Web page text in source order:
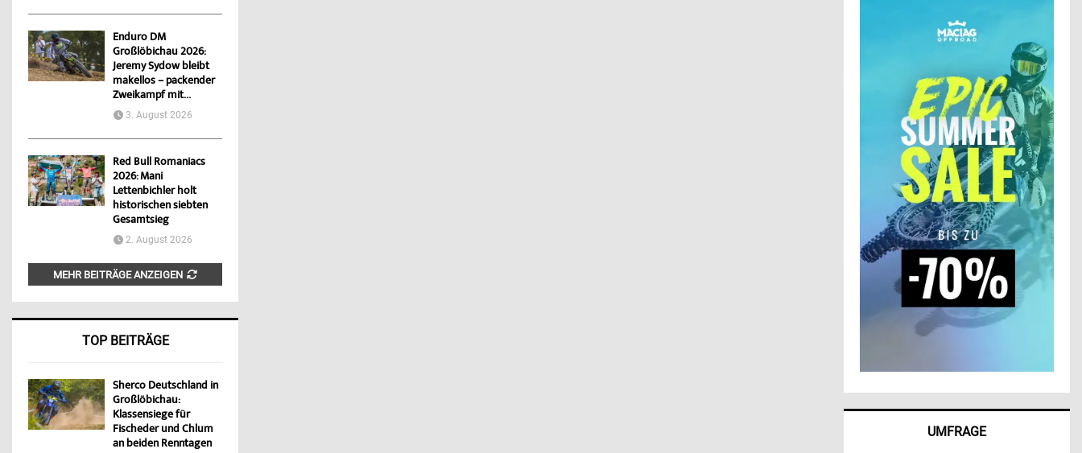
Enduro DM
Großlöbichau 2026:
Jeremy Sydow bleibt
makellos – packender
Zweikampf mit...
3. August 2026
Red Bull Romaniacs
2026: Mani
Lettenbichler holt
historischen siebten
Gesamtsieg
2. August 2026
MEHR BEITRÄGE ANZEIGEN
TOP BEITRÄGE
Sherco Deutschland in
Großlöbichau:
Klassensiege für
Fischeder und Chlum
an beiden Renntagen
UMFRAGE